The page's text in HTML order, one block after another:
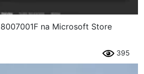
na Microsoft Store
395